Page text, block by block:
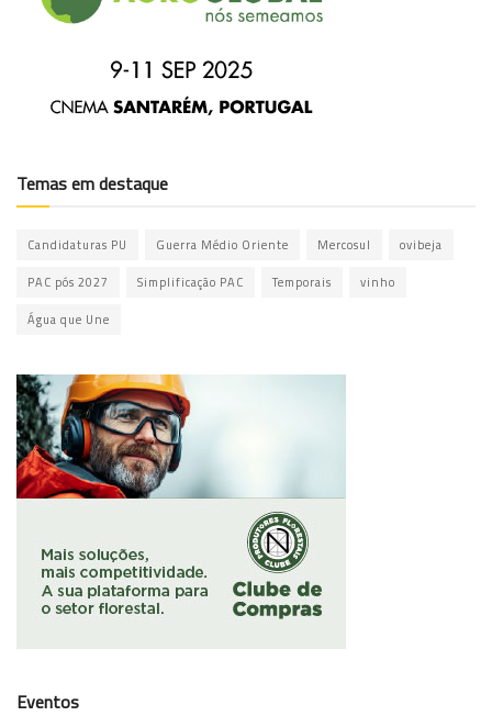
Temas em destaque
Candidaturas PU Guerra Médio Oriente Mercosul ovibeja
PAC pós 2027 Simplificação PAC Temporais vinho
Água que Une
Eventos